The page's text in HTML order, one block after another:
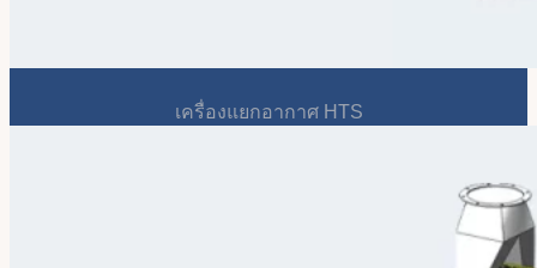
เครื่องแยกอากาศ HTS